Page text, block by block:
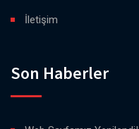
İletişim
Son Haberler